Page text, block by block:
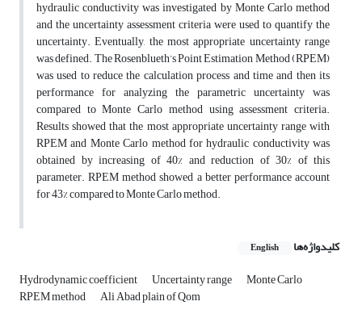
hydraulic conductivity was investigated by Monte Carlo method
and the uncertainty assessment criteria were used to quantify the
uncertainty. Eventually, the most appropriate uncertainty range
was defined. The Rosenblueth’s Point Estimation Method (RPEM)
was used to reduce the calculation process and time and then its
performance for analyzing the parametric uncertainty was
compared to Monte Carlo method using assessment criteria.
Results showed that the most appropriate uncertainty range with
RPEM and Monte Carlo method for hydraulic conductivity was
obtained by increasing of 40% and reduction of 30% of this
parameter. RPEM method showed a better performance account
for 43% compared to Monte Carlo method.
کلیدواژه‌ها English
Hydrodynamic coefficient Uncertainty range Monte Carlo
RPEM method Ali Abad plain of Qom